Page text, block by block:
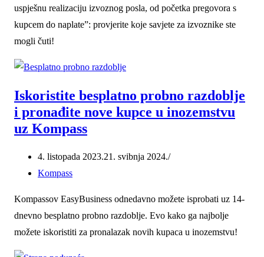
uspješnu realizaciju izvoznog posla, od početka pregovora s
kupcem do naplate”: provjerite koje savjete za izvoznike ste
mogli čuti!
Iskoristite besplatno probno razdoblje
i pronađite nove kupce u inozemstvu
uz Kompass
4. listopada 2023.21. svibnja 2024.
Kompass
Kompassov EasyBusiness odnedavno možete isprobati uz 14-
dnevno besplatno probno razdoblje. Evo kako ga najbolje
možete iskoristiti za pronalazak novih kupaca u inozemstvu!